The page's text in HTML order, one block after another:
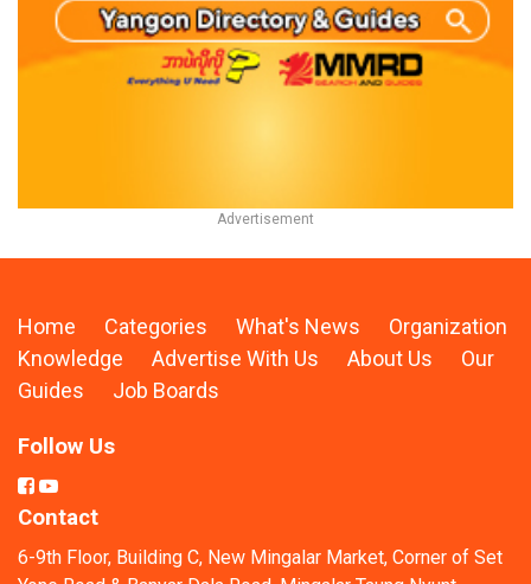
Home Categories What's News
Organization
Knowledge
Advertise With Us About Us
Our
Guides
Job Boards
Follow Us
Contact
6-9th Floor, Building C, New Mingalar Market, Corner of Set